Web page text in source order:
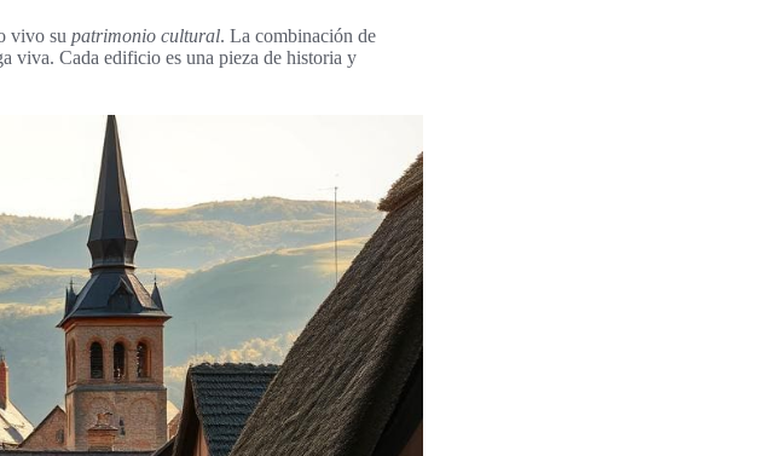
vivo su patrimonio cultural. La combinación de
viva. Cada edificio es una pieza de historia y